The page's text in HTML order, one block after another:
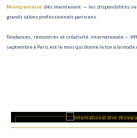
Montparnasse dès maintenant — les disponibilités
grands salons professionnels parisiens.
Tendances, rencontres et créativité internationale —
septembre à Paris est le mois qui donne le ton à la mode